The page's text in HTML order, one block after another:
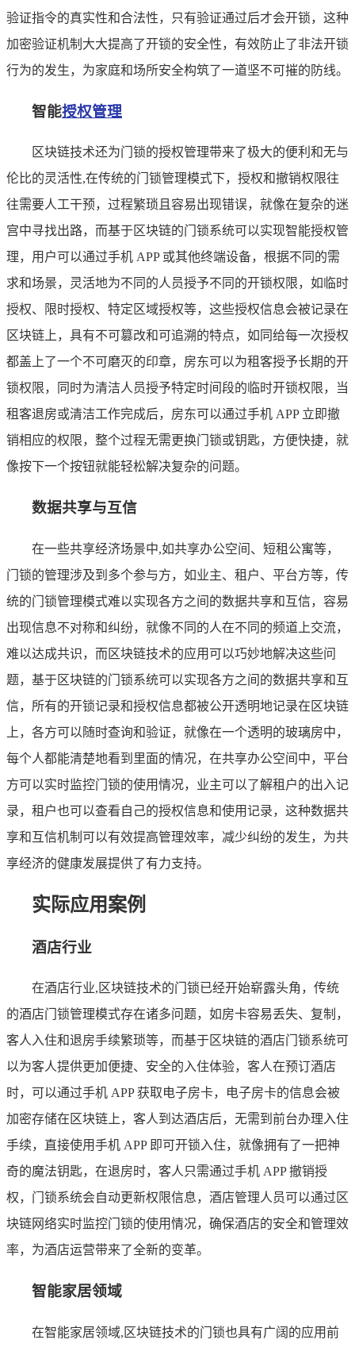
验证指令的真实性和合法性，只有验证通过后才会开锁，这种
加密验证机制大大提高了开锁的安全性，有效防止了非法开锁
行为的发生，为家庭和场所安全构筑了一道坚不可摧的防线。
智能授权管理
区块链技术还为门锁的授权管理带来了极大的便利和无与
伦比的灵活性,在传统的门锁管理模式下，授权和撤销权限往
往需要人工干预，过程繁琐且容易出现错误，就像在复杂的迷
宫中寻找出路，而基于区块链的门锁系统可以实现智能授权管
理，用户可以通过手机 APP 或其他终端设备，根据不同的需
求和场景，灵活地为不同的人员授予不同的开锁权限，如临时
授权、限时授权、特定区域授权等，这些授权信息会被记录在
区块链上，具有不可篡改和可追溯的特点，如同给每一次授权
都盖上了一个不可磨灭的印章，房东可以为租客授予长期的开
锁权限，同时为清洁人员授予特定时间段的临时开锁权限，当
租客退房或清洁工作完成后，房东可以通过手机 APP 立即撤
销相应的权限，整个过程无需更换门锁或钥匙，方便快捷，就
像按下一个按钮就能轻松解决复杂的问题。
数据共享与互信
在一些共享经济场景中,如共享办公空间、短租公寓等，
门锁的管理涉及到多个参与方，如业主、租户、平台方等，传
统的门锁管理模式难以实现各方之间的数据共享和互信，容易
出现信息不对称和纠纷，就像不同的人在不同的频道上交流，
难以达成共识，而区块链技术的应用可以巧妙地解决这些问
题，基于区块链的门锁系统可以实现各方之间的数据共享和互
信，所有的开锁记录和授权信息都被公开透明地记录在区块链
上，各方可以随时查询和验证，就像在一个透明的玻璃房中，
每个人都能清楚地看到里面的情况，在共享办公空间中，平台
方可以实时监控门锁的使用情况，业主可以了解租户的出入记
录，租户也可以查看自己的授权信息和使用记录，这种数据共
享和互信机制可以有效提高管理效率，减少纠纷的发生，为共
享经济的健康发展提供了有力支持。
实际应用案例
酒店行业
在酒店行业,区块链技术的门锁已经开始崭露头角，传统
的酒店门锁管理模式存在诸多问题，如房卡容易丢失、复制，
客人入住和退房手续繁琐等，而基于区块链的酒店门锁系统可
以为客人提供更加便捷、安全的入住体验，客人在预订酒店
时，可以通过手机 APP 获取电子房卡，电子房卡的信息会被
加密存储在区块链上，客人到达酒店后，无需到前台办理入住
手续，直接使用手机 APP 即可开锁入住，就像拥有了一把神
奇的魔法钥匙，在退房时，客人只需通过手机 APP 撤销授
权，门锁系统会自动更新权限信息，酒店管理人员可以通过区
块链网络实时监控门锁的使用情况，确保酒店的安全和管理效
率，为酒店运营带来了全新的变革。
智能家居领域
在智能家居领域,区块链技术的门锁也具有广阔的应用前